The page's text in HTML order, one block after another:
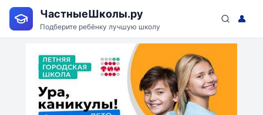
ЧастныеШколы.ру
Подберите ребёнку лучшую школу
👤